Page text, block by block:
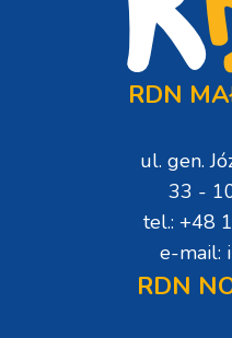
RDN
ul. gen.
33 -
tel.: +48
e-mail:
RDN